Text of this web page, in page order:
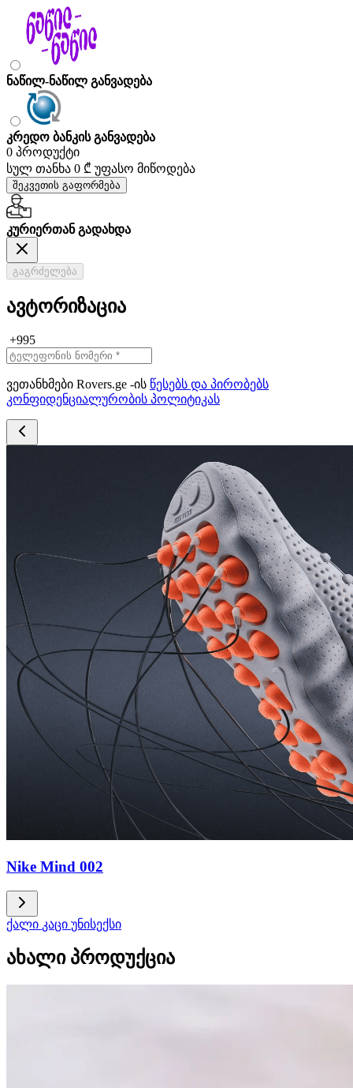
ნაწილ-ნაწილ განვადება
კრედო ბანკის განვადება
0 პროდუქტი
სულ თანხა 0 ₾ უფასო მიწოდება
შეკვეთის გაფორმება
კურიერთან გადახდა
გაგრძელება
ავტორიზაცია
+995
ვეთანხმები Rovers.ge -ის წესებს და პირობებს
კონფიდენციალურობის პოლიტიკას
Nike Mind 002
ქალი კაცი უნისექსი
ახალი პროდუქცია